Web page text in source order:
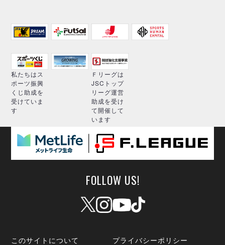
私たちはス
ポーツ振興
くじ助成を
受けていま
す
Ｆリーグは
JSCトップ
リーグ運営
助成を受け
て開催して
います
FOLLOW US!
このサイトについて プライバシーポリシー